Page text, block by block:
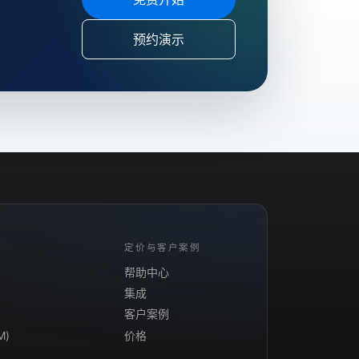
预约演示
定价与客户案例
帮助中心
集成
客户案例
价格